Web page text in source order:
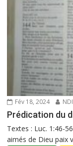
Fév 18, 2024
Prédication du
Textes : Luc. 1:46-
aimés de Dieu paix